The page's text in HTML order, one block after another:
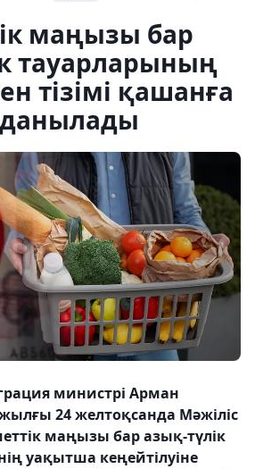
маңызы бар
тауарларының
тізімі қашанға
министрі Арман
24 желтоқсанда Мәжіліс
маңызы бар азық-түлік
уақытша кеңейтілуіне